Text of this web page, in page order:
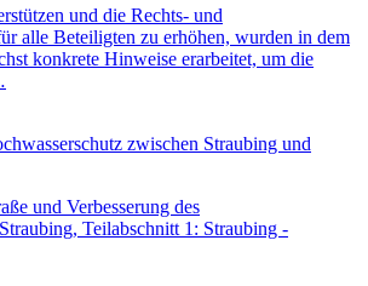
und die Rechts- und
alle Beteiligten zu erhöhen, wurden in dem
konkrete Hinweise erarbeitet, um die
zwischen Straubing und
und Verbesserung des
Teilabschnitt 1: Straubing -